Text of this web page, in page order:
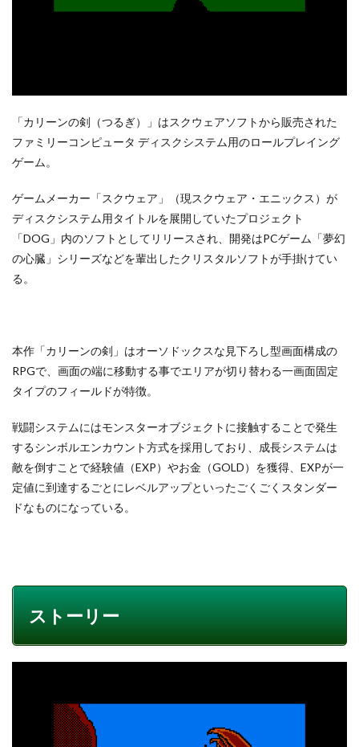
「カリーンの剣（つるぎ）」はスクウェアソフトから販売された
ファミリーコンピュータ ディスクシステム用のロールプレイング
ゲーム。
ゲームメーカー「スクウェア」（現スクウェア・エニックス）が
ディスクシステム用タイトルを展開していたプロジェクト
「DOG」内のソフトとしてリリースされ、開発はPCゲーム「夢幻
の心臓」シリーズなどを輩出したクリスタルソフトが手掛けてい
る。
本作「カリーンの剣」はオーソドックスな見下ろし型画面構成の
RPGで、画面の端に移動する事でエリアが切り替わる一画面固定
タイプのフィールドが特徴。
戦闘システムにはモンスターオブジェクトに接触することで発生
するシンボルエンカウント方式を採用しており、成長システムは
敵を倒すことで経験値（EXP）やお金（GOLD）を獲得、EXPが一
定値に到達するごとにレベルアップといったごくごくスタンダー
ドなものになっている。
ストーリー